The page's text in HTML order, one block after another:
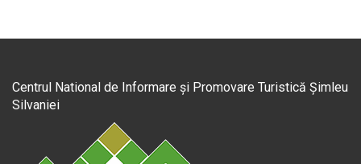
Centrul National de Informare și Promovare Turistică Șimleu
Silvaniei